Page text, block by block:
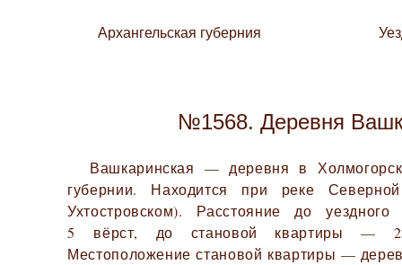
Архангельская губерния
№1568. Деревня
Вашкаринская — деревня в
губернии. Находится при реке
Ухтостровском). Расстояние до
5 вёрст, до становой квартиры —
Местоположение становой квартиры —